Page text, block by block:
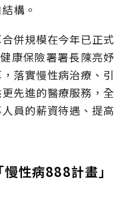
構。
併規模在今年已正式
康保險署署長陳亮妤
落實慢性病治療、引
先進的醫療服務，全
員的薪資待遇、提高
性病888計畫」